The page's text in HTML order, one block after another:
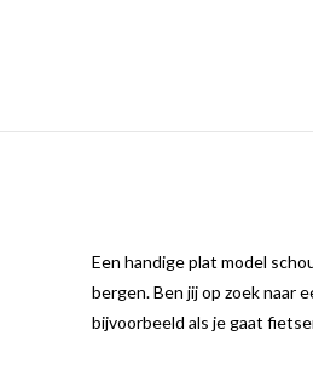
Een handige plat model
bergen. Ben jij op zoek naar
bijvoorbeeld als je gaat